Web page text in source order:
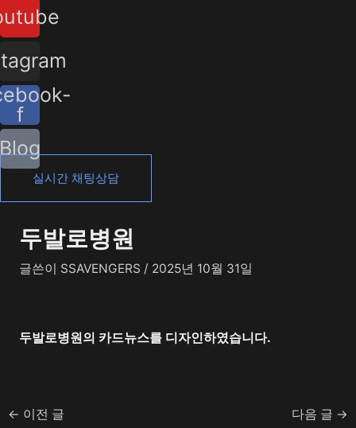
f
Blog
실시간 채팅상담
두발로병원
글쓴이 SSAVENGERS / 2025년 10월 31일
두발로병원의 카드뉴스를 디자인하였습니다.
← 이전 글 다음 글 →